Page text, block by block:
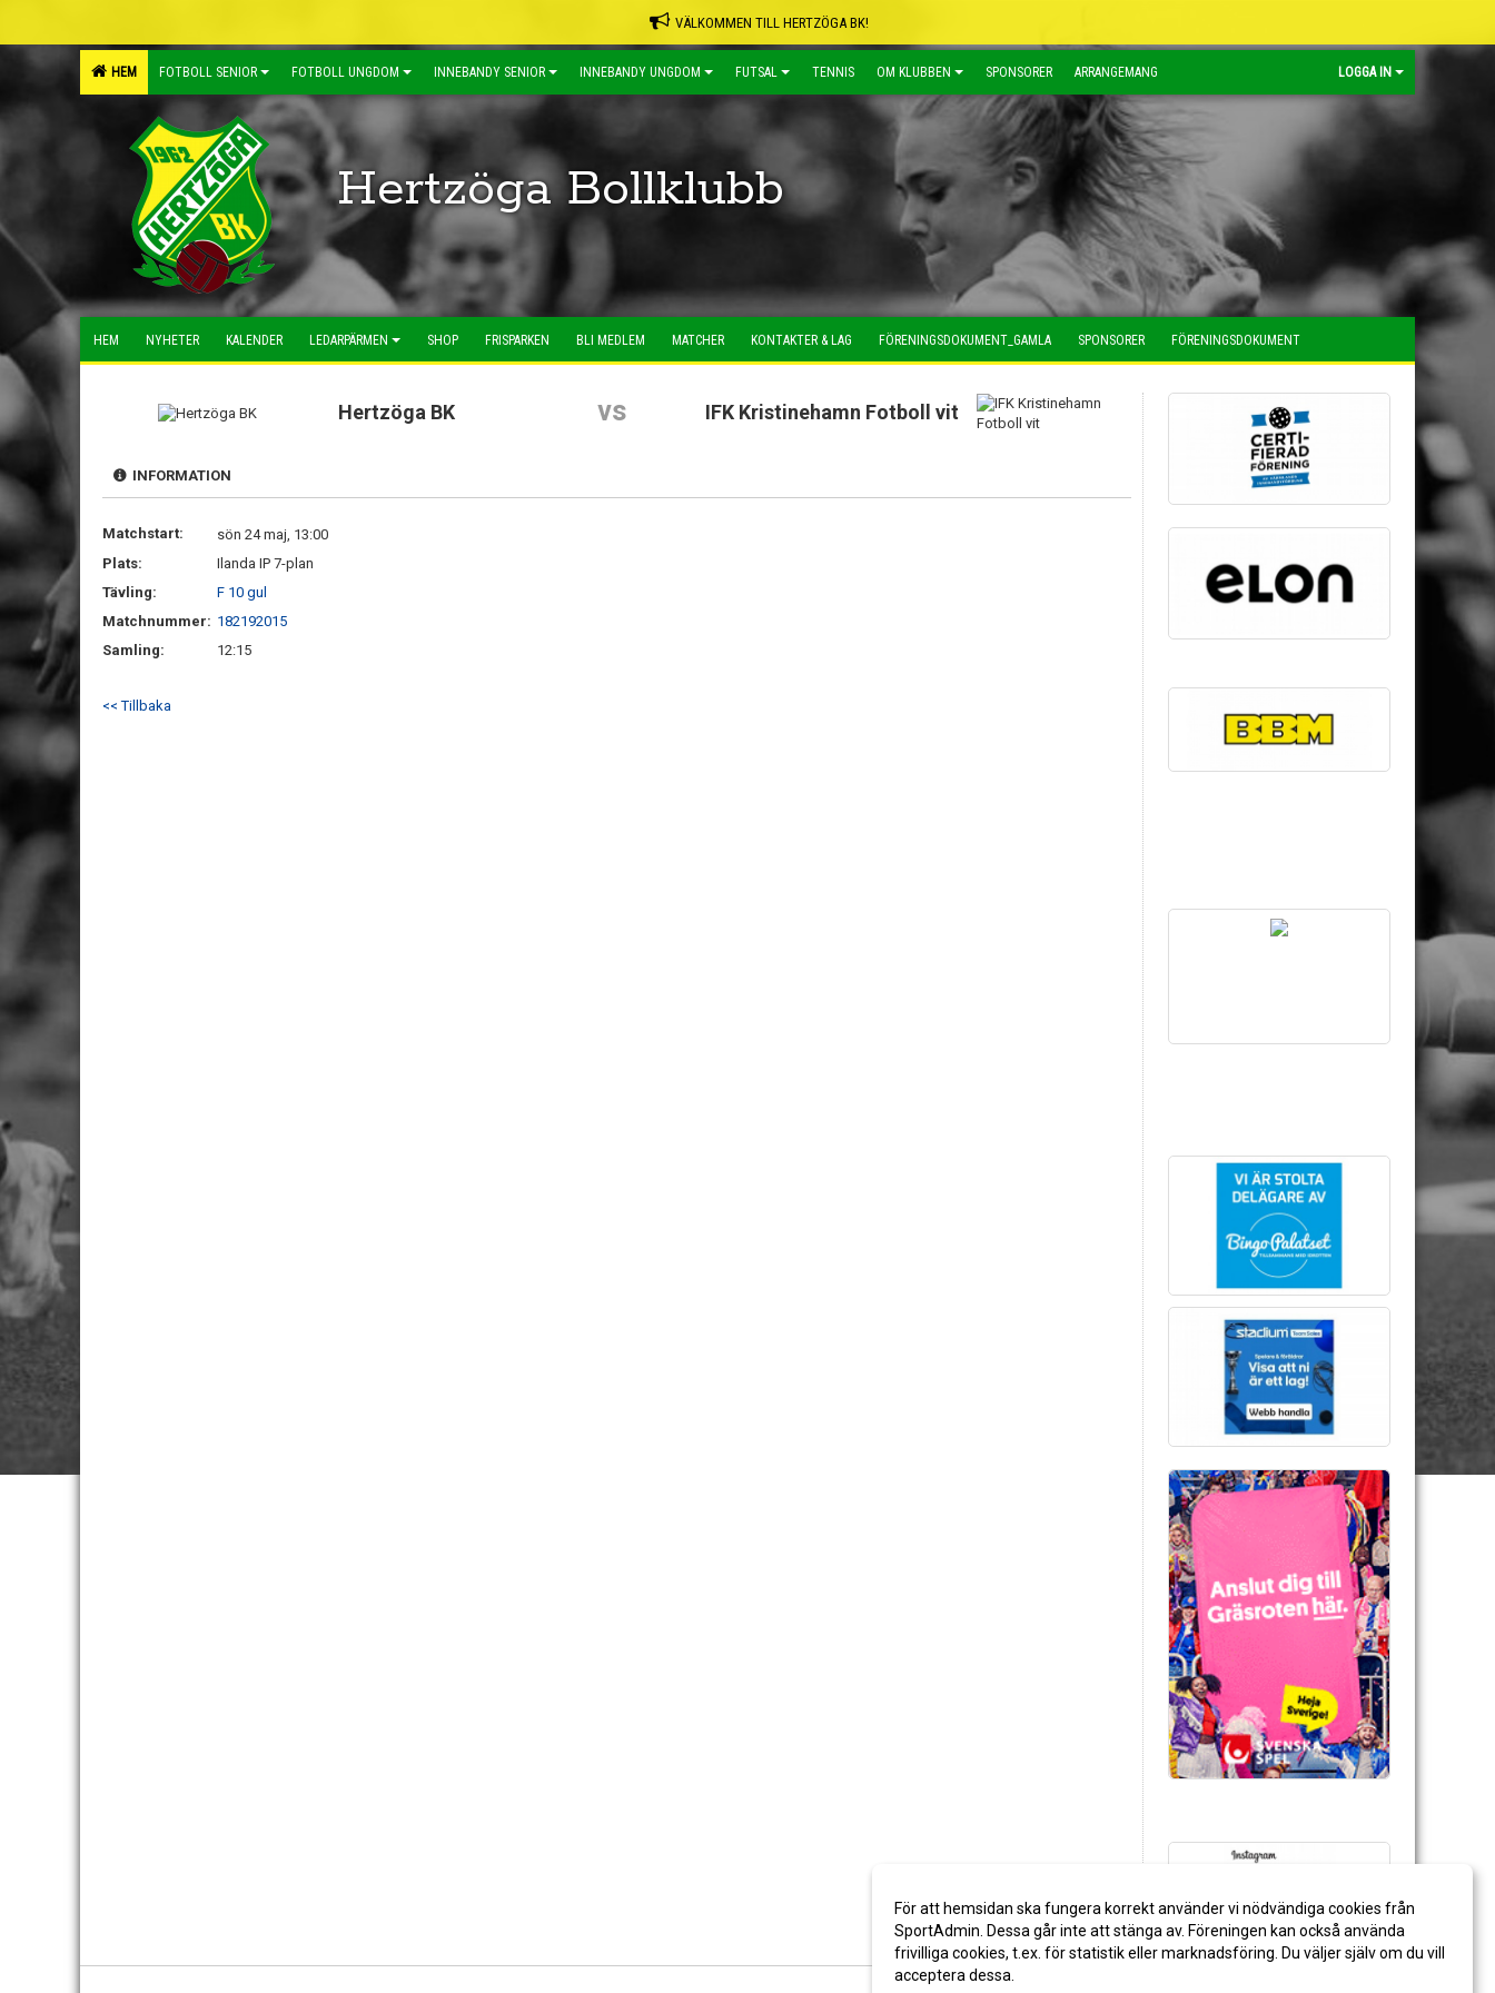
VÄLKOMMEN TILL HERTZÖGA BK!
HEM FOTBOLL SENIOR FOTBOLL UNGDOM INNEBANDY SENIOR INNEBANDY UNGDOM FUTSAL TENNIS OM KLUBBEN SPONSORER ARRANGEMANG LOGGA IN
Hertzöga Bollklubb
HEM NYHETER KALENDER LEDARPÄRMEN SHOP FRISPARKEN BLI MEDLEM MATCHER KONTAKTER & LAG FÖRENINGSDOKUMENT_GAMLA SPONSORER FÖRENINGSDOKUMENT
Hertzöga BK vs IFK Kristinehamn Fotboll vit
INFORMATION
Matchstart:
sön 24 maj, 13:00
Plats:
Ilanda IP 7-plan
Tävling:
F 10 gul
Matchnummer: 182192015
Samling:
12:15
<< Tillbaka
För att hemsidan ska fungera korrekt använder vi nödvändiga cookies från
SportAdmin. Dessa går inte att stänga av. Föreningen kan också använda
frivilliga cookies, t.ex. för statistik eller marknadsföring. Du väljer själv om du vill
acceptera dessa.